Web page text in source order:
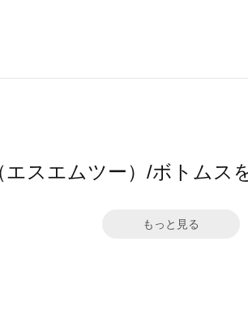
エスエムツー）/ボトムス
もっと見る